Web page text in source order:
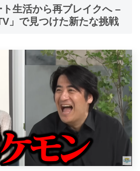
生活から再ブレイクへ –
」で見つけた新たな挑戦